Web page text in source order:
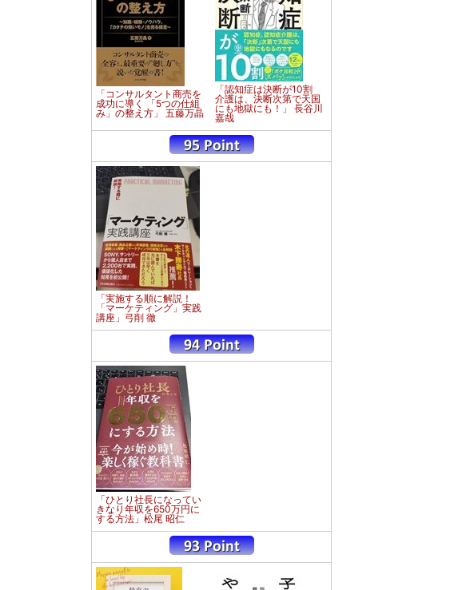
「コンサルタント商売を
成功に導く 「5つの仕組
み」の整え方」 五藤万晶
「認知症は決断が10割
介護は、決断次第で天国
にも地獄にも！」 長谷川
嘉哉
「実施する順に解説！
「マーケティング」実践
講座」弓削 徹
「ひとり社長になってい
きなり年収を650万円に
する方法」松尾 昭仁